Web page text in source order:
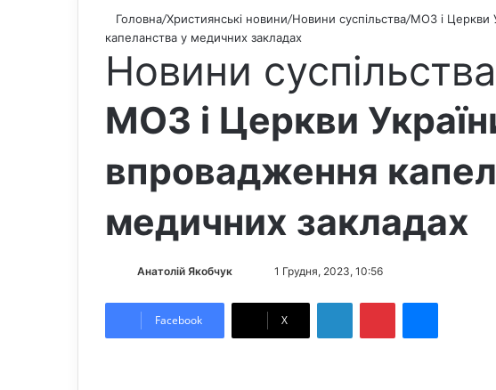
Головна/Християнські новини/Новини суспільства/МОЗ і Церкви
капеланства у медичних закладах
Новини суспільства
МОЗ і Церкви
впровадження
медичних закладах
Анатолій Якобчук
l d
1 Грудня, 2023, 10:56
Facebook X